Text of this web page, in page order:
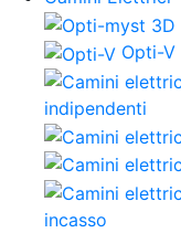
Opti-V
indipendenti
incasso